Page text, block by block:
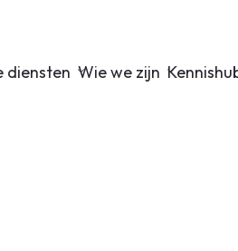
diensten Wie we zijn